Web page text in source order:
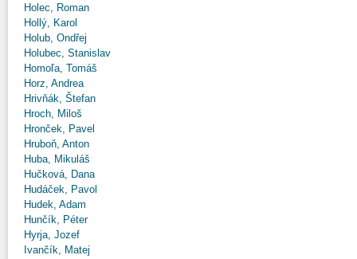
Holec, Roman
Hollý, Karol
Holub, Ondřej
Holubec, Stanislav
Homoľa, Tomáš
Horz, Andrea
Hrivňák, Štefan
Hroch, Miloš
Hronček, Pavel
Hruboň, Anton
Huba, Mikuláš
Hučková, Dana
Hudáček, Pavol
Hudek, Adam
Hunčík, Péter
Hyrja, Jozef
Ivančík, Matej